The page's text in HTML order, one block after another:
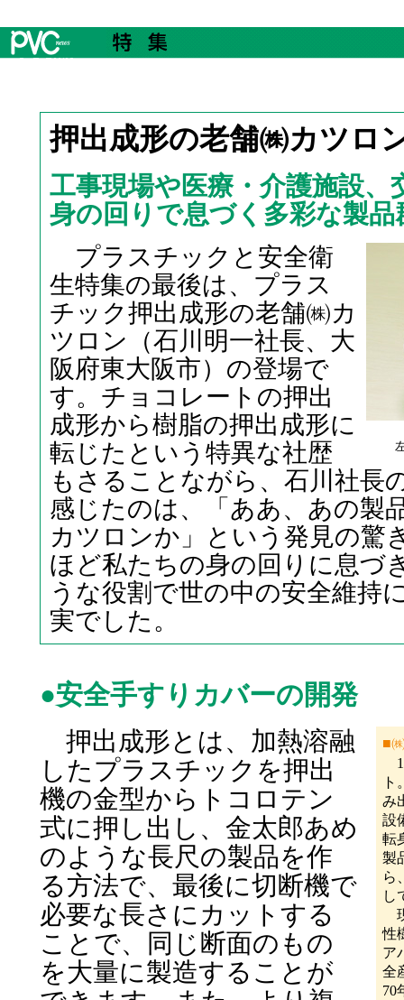
押出成形の老舗㈱カツロ
工事現場や医療・介護施設、
身の回りで息づく多彩な製品
プラスチックと安全衛
生特集の最後は、プラス
チック押出成形の老舗㈱カ
ツロン（石川明一社長、大
阪府東大阪市）の登場で
す。チョコレートの押出
成形から樹脂の押出成形に
転じたという特異な社歴
もさることながら、石川社長
感じたのは、「ああ、あの製
カツロンか」という発見の驚
ほど私たちの身の回りに息づ
うな役割で世の中の安全維持
実でした。
●安全手すりカバーの開発
■
み
設
転
製
ら
し
性
ア
全
70
押出成形とは、加熱溶融
したプラスチックを押出
機の金型からトコロテン
式に押し出し、金太郎あめ
のような長尺の製品を作
る方法で、最後に切断機で
必要な長さにカットする
ことで、同じ断面のもの
を大量に製造することが